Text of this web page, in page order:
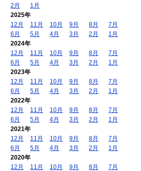
2月
1月
2025年
12月
11月 10月 9月 8月
7月
6月
5月 4月 3月 2月
1月
2024年
12月
11月 10月 9月 8月
7月
6月
5月 4月 3月 2月
1月
2023年
12月
11月 10月 9月 8月
7月
6月
5月 4月 3月 2月
1月
2022年
12月
11月 10月 9月 8月
7月
6月
5月 4月 3月 2月
1月
2021年
12月
11月 10月 9月 8月
7月
6月
5月 4月 3月 2月
1月
2020年
12月
11月 10月 9月 8月
7月